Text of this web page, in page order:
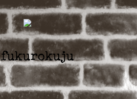
fukurokuju